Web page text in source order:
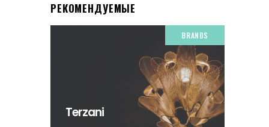
РЕКОМЕНДУЕМЫЕ
BRANDS
Terzani